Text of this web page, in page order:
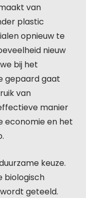
van
plastic
opnieuw te
nieuw
bij het
gepaard gaat
van
manier
economie en het
keuze.
biologisch
geteeld.